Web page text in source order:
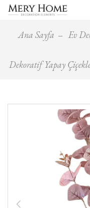
Ana Sayfa Ev
Dekoratif Yapay